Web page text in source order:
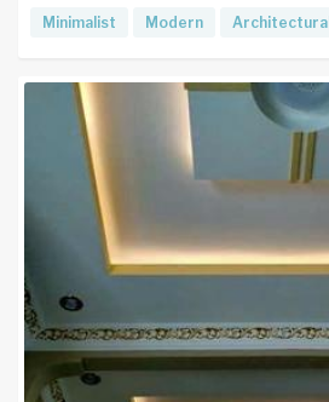
Minimalist Modern Architectural